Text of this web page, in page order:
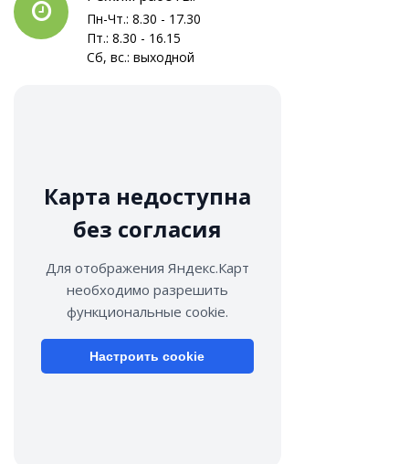
Пн-Чт.: 8.30 - 17.30
Пт.: 8.30 - 16.15
Сб, вс.: выходной
Карта недоступна
без согласия
Для отображения Яндекс.Карт
необходимо разрешить
функциональные cookie.
Настроить cookie